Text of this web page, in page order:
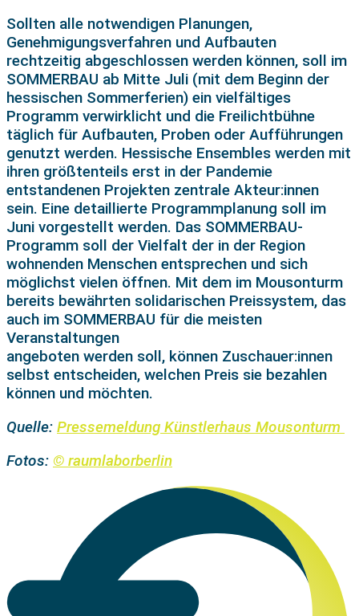
Sollten alle notwendigen Planungen,
Genehmigungsverfahren und Aufbauten
rechtzeitig abgeschlossen werden können, soll im
SOMMERBAU ab Mitte Juli (mit dem Beginn der
hessischen Sommerferien) ein vielfältiges
Programm verwirklicht und die Freilichtbühne
täglich für Aufbauten, Proben oder Aufführungen
genutzt werden. Hessische Ensembles werden mit
ihren größtenteils erst in der Pandemie
entstandenen Projekten zentrale Akteur:innen
sein. Eine detaillierte Programmplanung soll im
Juni vorgestellt werden. Das SOMMERBAU-
Programm soll der Vielfalt der in der Region
wohnenden Menschen entsprechen und sich
möglichst vielen öffnen. Mit dem im Mousonturm
bereits bewährten solidarischen Preissystem, das
auch im SOMMERBAU für die meisten
Veranstaltungen
angeboten werden soll, können Zuschauer:innen
selbst entscheiden, welchen Preis sie bezahlen
können und möchten.
Quelle: Pressemeldung Künstlerhaus Mousonturm
Fotos: © raumlaborberlin